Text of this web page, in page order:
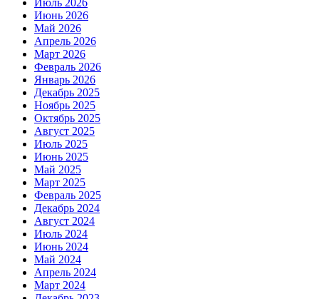
Июль 2026
Июнь 2026
Май 2026
Апрель 2026
Март 2026
Февраль 2026
Январь 2026
Декабрь 2025
Ноябрь 2025
Октябрь 2025
Август 2025
Июль 2025
Июнь 2025
Май 2025
Март 2025
Февраль 2025
Декабрь 2024
Август 2024
Июль 2024
Июнь 2024
Май 2024
Апрель 2024
Март 2024